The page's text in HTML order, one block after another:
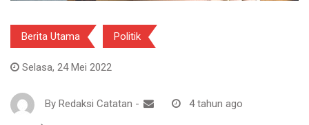
Berita Utama Politik
Selasa, 24 Mei 2022
By Redaksi Catatan - 4 tahun ago